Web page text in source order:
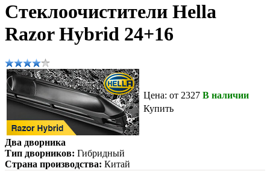
Стеклоочистители Hella
Razor Hybrid 24+16
Цена: от 2327 В наличии
Купить
Два дворника
Тип дворников: Гибридный
Страна производства: Китай